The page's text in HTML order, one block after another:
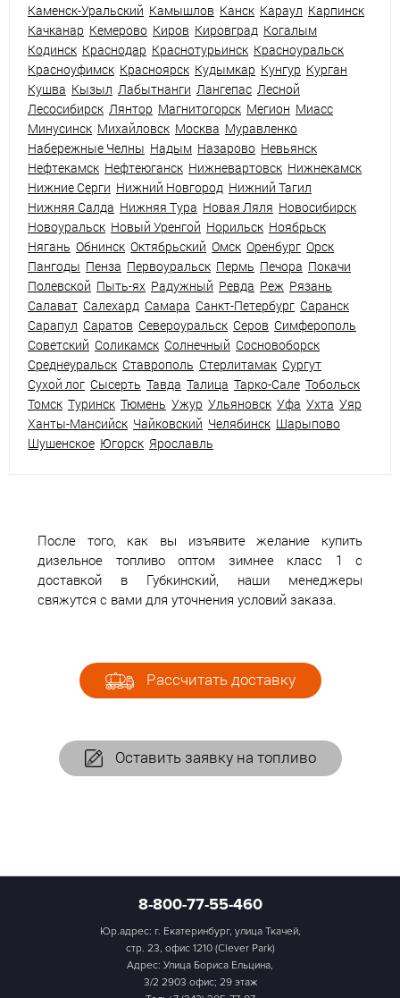
Каменск-Уральский Камышлов Канск Караул Карпинск
Качканар Кемерово Киров Кировград Когалым
Кодинск Краснодар Краснотурьинск Красноуральск
Красноуфимск Красноярск Кудымкар Кунгур Курган
Кушва Кызыл Лабытнанги Лангепас Лесной
Лесосибирск Лянтор Магнитогорск Мегион Миасс
Минусинск Михайловск Москва Муравленко
Набережные Челны Надым Назарово Невьянск
Нефтекамск Нефтеюганск Нижневартовск Нижнекамск
Нижние Серги Нижний Новгород Нижний Тагил
Нижняя Салда Нижняя Тура Новая Ляля Новосибирск
Новоуральск Новый Уренгой Норильск Ноябрьск
Нягань Обнинск Октябрьский Омск Оренбург Орск
Пангоды Пенза Первоуральск Пермь Печора Покачи
Полевской Пыть-ях Радужный Ревда Реж Рязань
Салават Салехард Самара Санкт-Петербург Саранск
Сарапул Саратов Североуральск Серов Симферополь
Советский Соликамск Солнечный Сосновоборск
Среднеуральск Ставрополь Стерлитамак Сургут
Сухой лог Сысерть Тавда Талица Тарко-Сале Тобольск
Томск Туринск Тюмень Ужур Ульяновск Уфа Ухта Уяр
Ханты-Мансийск Чайковский Челябинск Шарыпово
Шушенское Югорск Ярославль
После того, как вы изъявите желание купить
дизельное топливо оптом зимнее класс 1 с
доставкой в Губкинский, наши менеджеры
свяжутся с вами для уточнения условий заказа.
Рассчитать доставку
Оставить заявку на топливо
8-800-77-55-460
Юр.адрес: г. Екатеринбург, улица Ткачей,
стр. 23, офис 1210 (Clever Park)
Адрес: Улица Бориса Ельцина,
3/2 2903 офис; 29 этаж